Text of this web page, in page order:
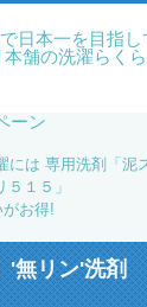
には 専用洗剤「泥
１５」
がお得!
'無リン'洗剤